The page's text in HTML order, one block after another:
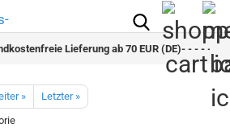
Lieferung ab 70 EUR (DE)- - - - - - -
»
Letzter »